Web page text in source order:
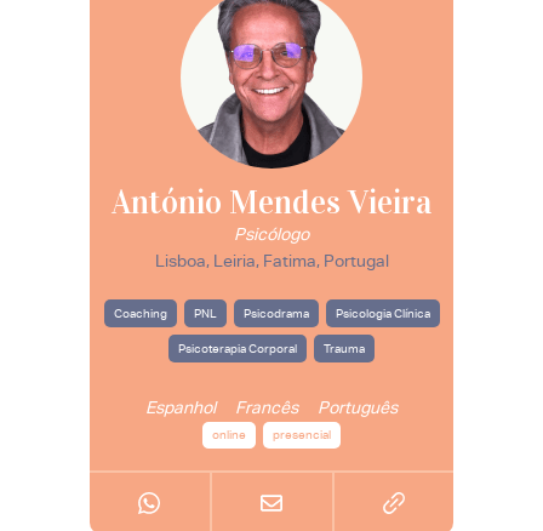
António Mendes Vieira
Psicólogo
Lisboa, Leiria, Fatima, Portugal
Coaching PNL Psicodrama Psicologia Clínica
Psicoterapia Corporal Trauma
Espanhol Francês Português
online presencial